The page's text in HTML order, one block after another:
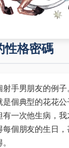
性格密碼
射手男朋友的例
是個典型的花花
有一次他生病，
每個朋友的生日